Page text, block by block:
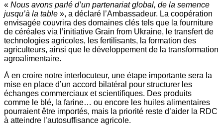
« Nous avons parlé d’un partenariat global, de la semence
jusqu’à la table », a déclaré l’Ambassadeur. La coopération
envisagée couvrira des domaines clés tels que la fourniture
de céréales via l’initiative Grain from Ukraine, le transfert de
technologies agricoles, les fertilisants, la formation des
agriculteurs, ainsi que le développement de la transformation
agroalimentaire.
À en croire notre interlocuteur, une étape importante sera la
mise en place d’un accord bilatéral pour structurer les
échanges commerciaux et scientifiques. Des produits
comme le blé, la farine… ou encore les huiles alimentaires
pourraient être importés, mais la priorité reste d’aider la RDC
à atteindre l’autosuffisance agricole.